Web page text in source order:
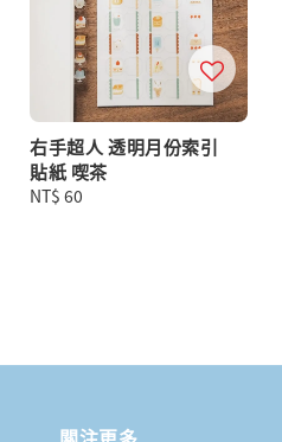
右手超人 透明月份索引
貼紙 喫茶
Regular
NT$ 60